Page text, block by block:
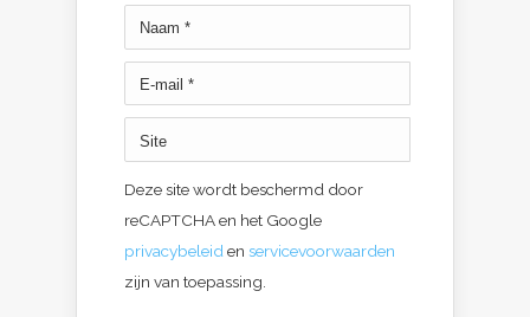
Deze site wordt beschermd door
reCAPTCHA en het Google
privacybeleid en servicevoorwaarden
zijn van toepassing.